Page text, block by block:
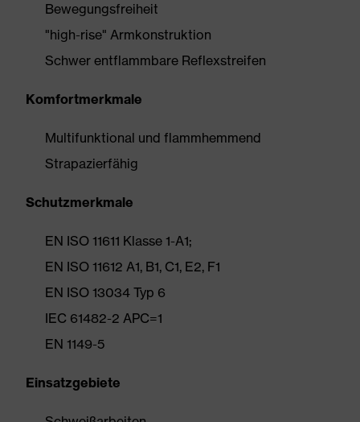
Bewegungsfreiheit
"high-rise" Armkonstruktion
Schwer entflammbare Reflexstreifen
Komfortmerkmale
Multifunktional und flammhemmend
Strapazierfähig
Schutzmerkmale
EN ISO 11611 Klasse 1-A1;
EN ISO 11612 A1, B1, C1, E2, F1
EN ISO 13034 Typ 6
IEC 61482-2 APC=1
EN 1149-5
Einsatzgebiete